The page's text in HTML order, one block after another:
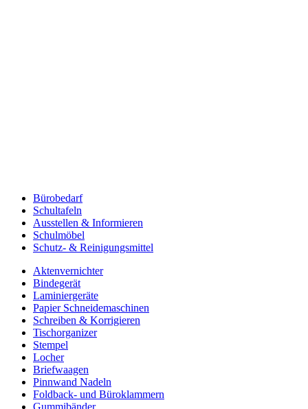
Bürobedarf
Schultafeln
Ausstellen & Informieren
Schulmöbel
Schutz- & Reinigungsmittel
Aktenvernichter
Bindegerät
Laminiergeräte
Papier Schneidemaschinen
Schreiben & Korrigieren
Tischorganizer
Stempel
Locher
Briefwaagen
Pinnwand Nadeln
Foldback- und Büroklammern
Gummibänder